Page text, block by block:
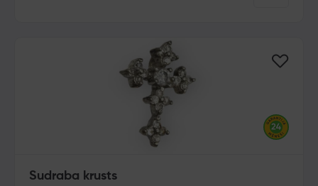
Sudraba krusts